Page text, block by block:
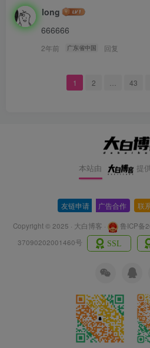
long
666666
2年前 广东省中国 回复
1 2 43
本站由 提
友链申请 广告合作 联
Copyright © 2025 · 大白博客 · 鲁ICP备
37090202001460号